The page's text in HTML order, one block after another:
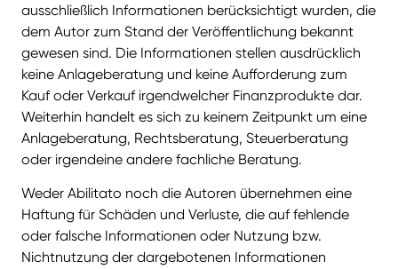
ausschließlich Informationen berücksichtigt wurden, die
dem Autor zum Stand der Veröffentlichung bekannt
gewesen sind. Die Informationen stellen ausdrücklich
keine Anlageberatung und keine Aufforderung zum
Kauf oder Verkauf irgendwelcher Finanzprodukte dar.
Weiterhin handelt es sich zu keinem Zeitpunkt um eine
Anlageberatung, Rechtsberatung, Steuerberatung
oder irgendeine andere fachliche Beratung.
Weder Abilitato noch die Autoren übernehmen eine
Haftung für Schäden und Verluste, die auf fehlende
oder falsche Informationen oder Nutzung bzw.
Nichtnutzung der dargebotenen Informationen